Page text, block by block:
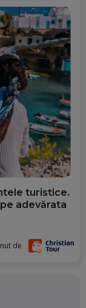
turistice.
adevărata
de